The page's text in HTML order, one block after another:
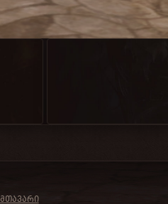
ᲛᲗᲐᲕᲐᲠᲘ